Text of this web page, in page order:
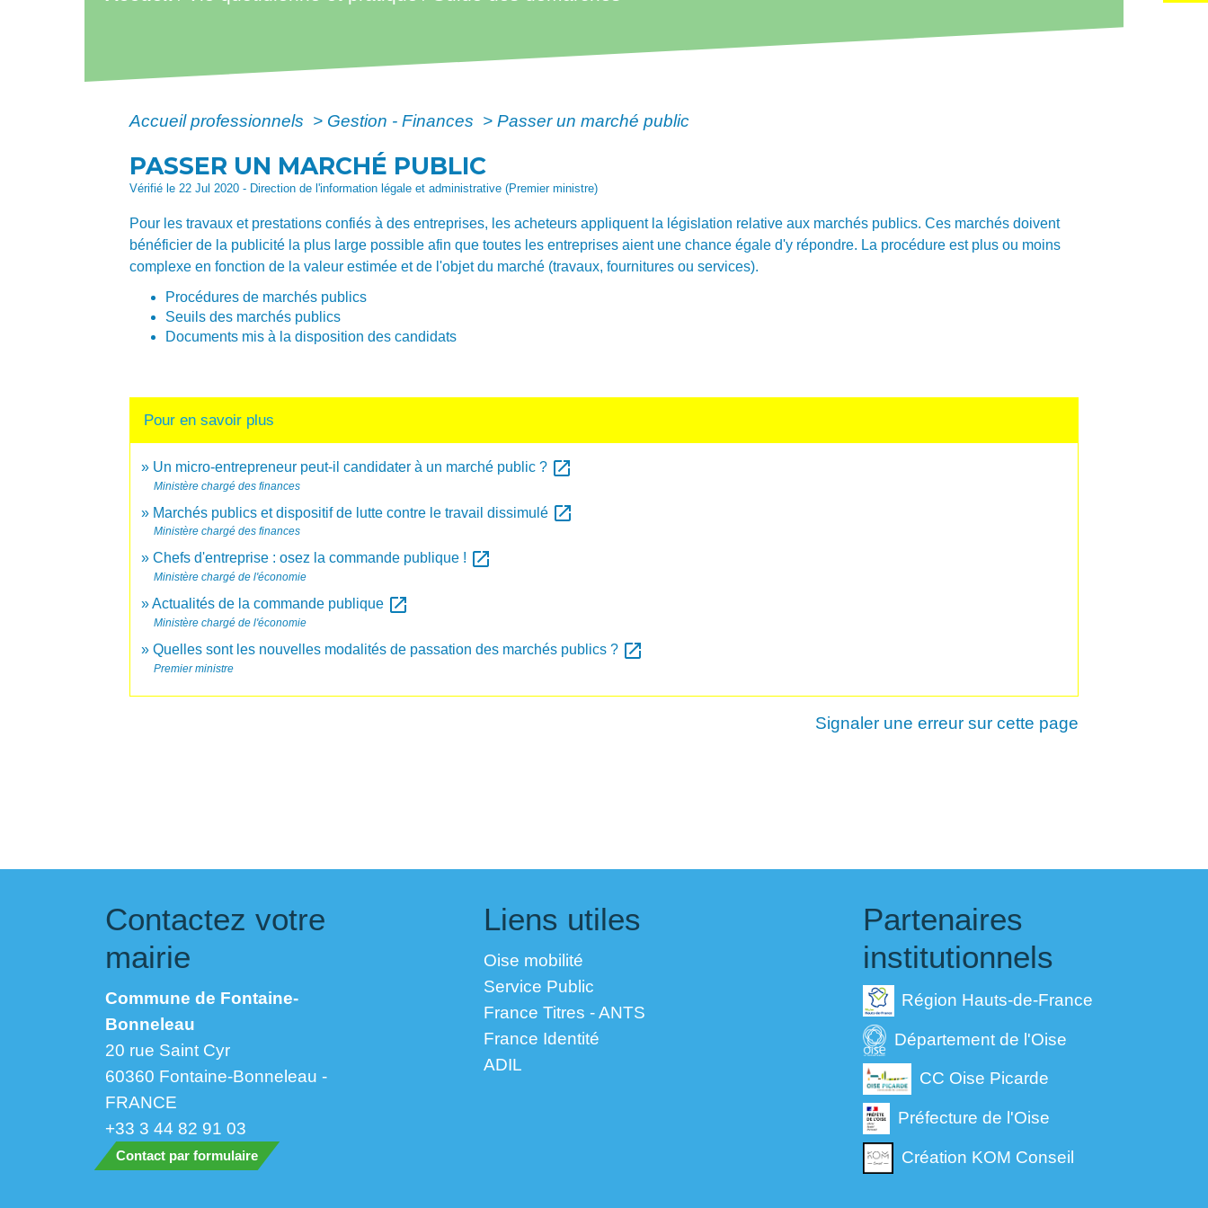
Accueil professionnels > Gestion - Finances > Passer un marché public
PASSER UN MARCHÉ PUBLIC
Vérifié le 22 Jul 2020 - Direction de l'information légale et administrative (Premier ministre)
Pour les travaux et prestations confiés à des entreprises, les acheteurs appliquent la législation relative aux marchés publics. Ces marchés doivent
bénéficier de la publicité la plus large possible afin que toutes les entreprises aient une chance égale d'y répondre. La procédure est plus ou moins
complexe en fonction de la valeur estimée et de l'objet du marché (travaux, fournitures ou services).
Procédures de marchés publics
Seuils des marchés publics
Documents mis à la disposition des candidats
Pour en savoir plus
Un micro-entrepreneur peut-il candidater à un marché public ? open_in_new
Ministère chargé des finances
Marchés publics et dispositif de lutte contre le travail dissimulé open_in_new
Ministère chargé des finances
Chefs d'entreprise : osez la commande publique ! open_in_new
Ministère chargé de l'économie
Actualités de la commande publique open_in_new
Ministère chargé de l'économie
Quelles sont les nouvelles modalités de passation des marchés publics ? open_in_new
Premier ministre
Signaler une erreur sur cette page
Contactez votre
mairie
Commune de Fontaine-
Bonneleau
20 rue Saint Cyr
60360 Fontaine-Bonneleau -
FRANCE
+33 3 44 82 91 03
Contact par formulaire
Liens utiles
Oise mobilité
Service Public
France Titres - ANTS
France Identité
ADIL
Partenaires
institutionnels
Région Hauts-de-France
Département de l'Oise
CC Oise Picarde
Préfecture de l'Oise
Création KOM Conseil